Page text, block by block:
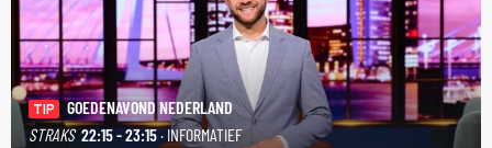
TIP
GOEDENAVOND NEDERLAND
STRAKS 22:15 - 23:15· INFORMATIEF